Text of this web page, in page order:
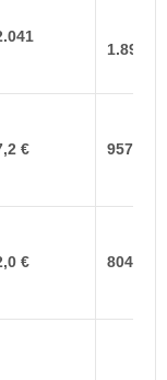
€ 957,3 €
€ 804,1 €